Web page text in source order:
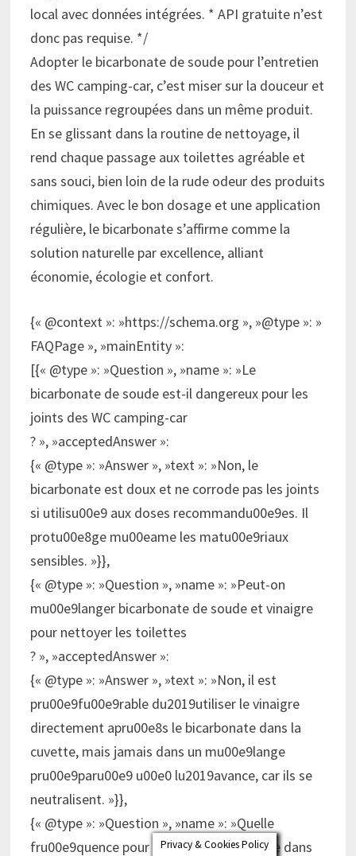
local avec données intégrées. * API gratuite n’est
donc pas requise. */
Adopter le bicarbonate de soude pour l’entretien
des WC camping-car, c’est miser sur la douceur et
la puissance regroupées dans un même produit.
En se glissant dans la routine de nettoyage, il
rend chaque passage aux toilettes agréable et
sans souci, bien loin de la rude odeur des produits
chimiques. Avec le bon dosage et une application
régulière, le bicarbonate s’affirme comme la
solution naturelle par excellence, alliant
économie, écologie et confort.
{« @context »: »https://schema.org », »@type »: »
FAQPage », »mainEntity »:
[{« @type »: »Question », »name »: »Le
bicarbonate de soude est-il dangereux pour les
joints des WC camping-car
? », »acceptedAnswer »:
{« @type »: »Answer », »text »: »Non, le
bicarbonate est doux et ne corrode pas les joints
si utilisu00e9 aux doses recommandu00e9es. Il
protu00e8ge mu00eame les matu00e9riaux
sensibles. »}},
{« @type »: »Question », »name »: »Peut-on
mu00e9langer bicarbonate de soude et vinaigre
pour nettoyer les toilettes
? », »acceptedAnswer »:
{« @type »: »Answer », »text »: »Non, il est
pru00e9fu00e9rable du2019utiliser le vinaigre
directement apru00e8s le bicarbonate dans la
cuvette, mais jamais dans un mu00e9lange
pru00e9paru00e9 u00e0 lu2019avance, car ils se
neutralisent. »}},
{« @type »: »Question », »name »: »Quelle
fru00e9quence pour utiliser le bicarbonate dans
Privacy & Cookies Policy